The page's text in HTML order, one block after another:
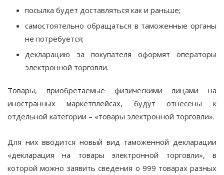
посылка будет доставляться как и раньше;
самостоятельно обращаться в таможенные органы
не потребуется;
декларацию за покупателя оформят операторы
электронной торговли.
Товары, приобретаемые физическими лицами на
иностранных маркетплейсах, будут отнесены к
отдельной категории – «товары электронной торговли».
Для них вводится новый вид таможенной декларации
«декларация на товары электронной торговли», в
которой можно заявить сведения о 999 товарах разных